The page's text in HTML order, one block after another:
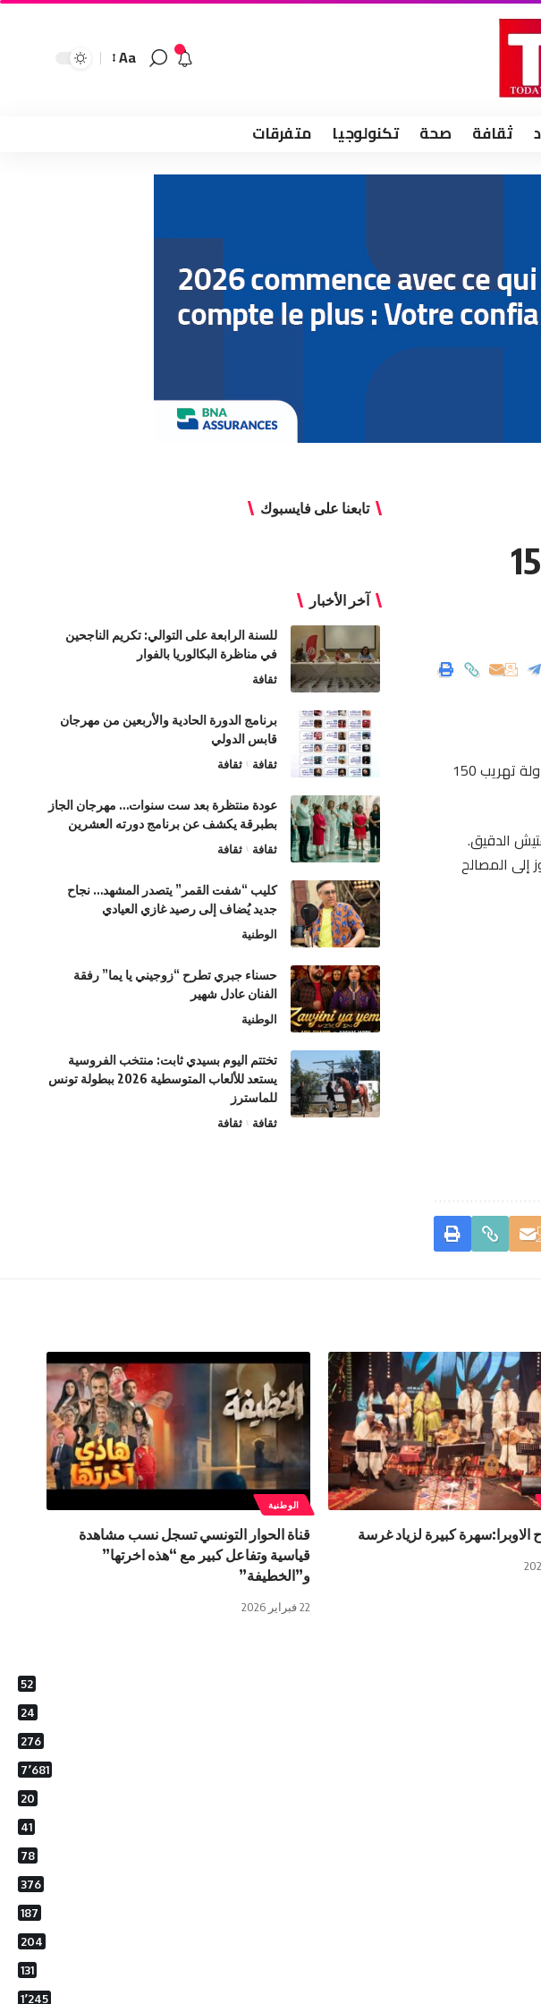
Aa
ثقافة صحة تكنولوجيا متفرقات
محاولة تهريب 150
تمكنت فرقة تفتيش للمسافرين بمطار تونس قرطاج أمس الخميس 13 أوت 2020 من إحباط محاولة تهريب 150
الدقيق.
إلى المصالح
تابعنا على فايسبوك
آخر الأخبار
للسنة الرابعة على التوالي: تكريم الناجحين
في مناظرة البكالوريا بالفوار
ثقافة
برنامج الدورة الحادية والأربعين من مهرجان
قابس الدولي
ثقافة ثقافة
عودة منتظرة بعد ست سنوات… مهرجان الجاز
بطبرقة يكشف عن برنامج دورته العشرين
ثقافة ثقافة
كليب “شفت القمر” يتصدر المشهد… نجاح
جديد يُضاف إلى رصيد غازي العيادي
الوطنية
حسناء جبري تطرح “زوجيني يا يما” رفقة
الفنان عادل شهير
الوطنية
تختتم اليوم بسيدي ثابت: منتخب الفروسية
يستعد للألعاب المتوسطية 2026 ببطولة تونس
للماسترز
ثقافة ثقافة
كبيرة لزياد غرسة
الوطنية
قناة الحوار التونسي تسجل نسب مشاهدة
قياسية وتفاعل كبير مع “هذه اخرتها”
و”الخطيفة”
22 فبراير 2026
52
24
276
7٬681
20
41
78
376
187
204
131
1٬245